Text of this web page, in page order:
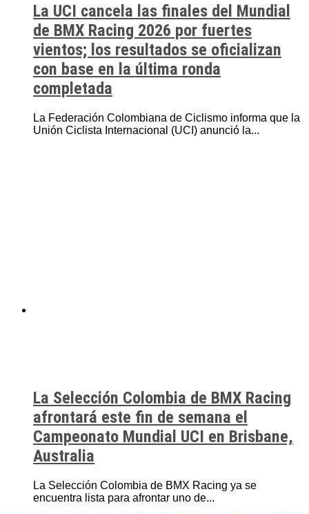
La UCI cancela las finales del Mundial
de BMX Racing 2026 por fuertes
vientos; los resultados se oficializan
con base en la última ronda
completada
La Federación Colombiana de Ciclismo informa que la
Unión Ciclista Internacional (UCI) anunció la...
La Selección Colombia de BMX Racing
afrontará este fin de semana el
Campeonato Mundial UCI en Brisbane,
Australia
La Selección Colombia de BMX Racing ya se
encuentra lista para afrontar uno de...